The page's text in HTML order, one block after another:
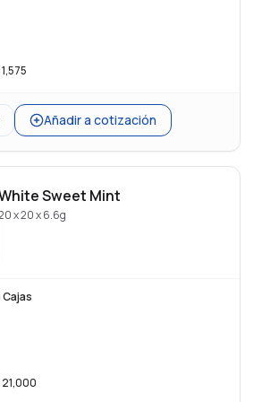
1,575
Añadir a cotización
Sweet Mint
x 20 x 6.6g
Cajas
21,000